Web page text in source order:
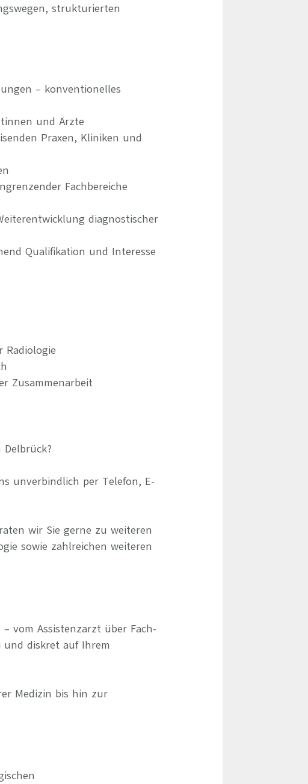
strukturierten
– konventionelles
und Ärzte
Praxen, Kliniken und
Fachbereiche
diagnostischer
Qualifikation und Interesse
Radiologie
Zusammenarbeit
unverbindlich per Telefon, E-
wir Sie gerne zu weiteren
sowie zahlreichen weiteren
vom Assistenzarzt über Fach-
diskret auf Ihrem
Medizin bis hin zur